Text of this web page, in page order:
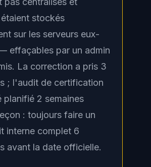
stockés
sur les serveurs eux-
effaçables par un admin
La correction a pris 3
; l'audit de certification
planifié 2 semaines
: toujours faire un
interne complet 6
avant la date officielle.